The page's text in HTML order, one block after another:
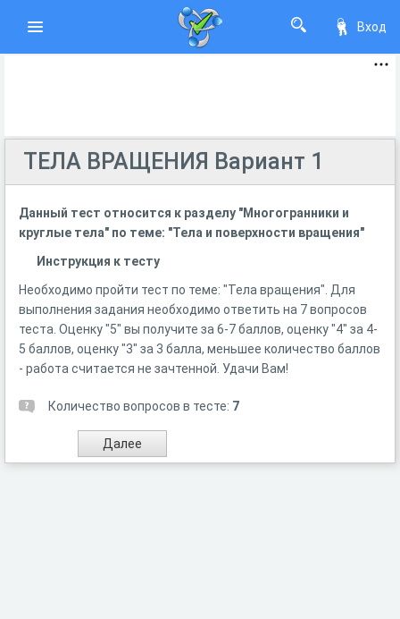
Вход
ТЕЛА ВРАЩЕНИЯ Вариант 1
Данный тест относится к разделу "Многогранники и
круглые тела" по теме: "Тела и поверхности вращения"
Инструкция к тесту
Необходимо пройти тест по теме: "Тела вращения". Для
выполнения задания необходимо ответить на 7 вопросов
теста. Оценку "5" вы получите за 6-7 баллов, оценку "4" за 4-
5 баллов, оценку "3" за 3 балла, меньшее количество баллов
- работа считается не зачтенной. Удачи Вам!
Количество вопросов в тесте: 7